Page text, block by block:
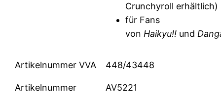
Crunchyroll erhältlich)
für Fans
von Haikyu!! und
Artikelnummer VVA 448/43448
Artikelnummer AV5221